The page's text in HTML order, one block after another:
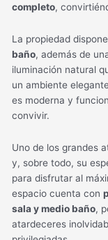
completo,
La propiedad
baño, además de
iluminación natural
un ambiente
es moderna y
convivir.
Uno de los grandes
y, sobre todo, su
para disfrutar al
espacio cuenta con
sala y medio baño,
atardeceres